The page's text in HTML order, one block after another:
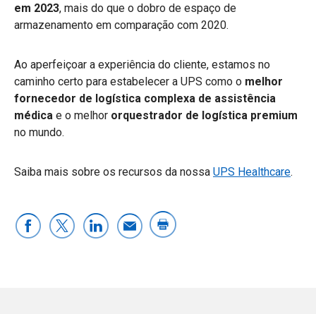
em 2023, mais do que o dobro de espaço de
armazenamento em comparação com 2020.
Ao aperfeiçoar a experiência do cliente, estamos no
caminho certo para estabelecer a UPS como o melhor
fornecedor de logística complexa de assistência
médica e o melhor orquestrador de logística premium
no mundo.
Saiba mais sobre os recursos da nossa UPS Healthcare.